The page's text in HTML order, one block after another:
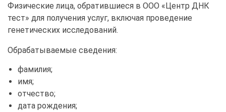
Физические лица, обратившиеся в ООО «Центр ДНК
тест» для получения услуг, включая проведение
генетических исследований.
Обрабатываемые сведения:
фамилия;
имя;
отчество;
дата рождения;